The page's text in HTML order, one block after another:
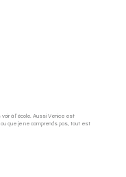
voir à l’école. Aussi Venice est
que je ne comprends pas, tout est